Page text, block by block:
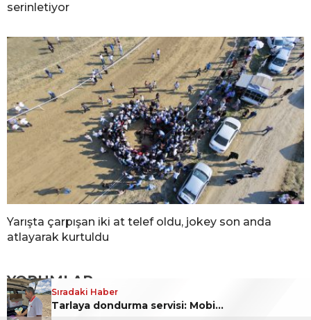
Sıradaki Haber
Oğluna mesaj attığını iddia ettiği genci sokak ortasında darp etti
serinletiyor
Yarışta çarpışan iki at telef oldu, jokey son anda
atlayarak kurtuldu
YORUMLAR
Bir yanıt yazın
Sıradaki Haber
Tarlaya dondurma servisi: Mobil dondurmacı sıcak altında çalışan çiftçileri serinletiyor